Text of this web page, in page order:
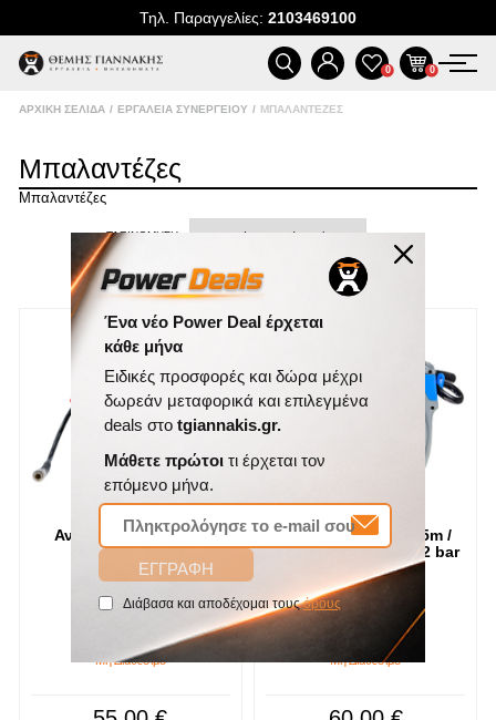
Τηλ. Παραγγελίες: 2103469100
ΠΡΟΪΌΝΤΑ
ΝΈΕΣ ΑΦΊΞΕΙΣ
ΕΠΙΚΟΙΝΩΝΊΑ
ΝΈΑ & ΆΡΘΡΑ
0 0
ΑΡΧΙΚΉ ΣΕΛΊΔΑ / ΕΡΓΑΛΕΊΑ ΣΥΝΕΡΓΕΊΟΥ / ΜΠΑΛΑΝΤΈΖΕΣ
Μπαλαντέζες
Μπαλαντέζες
ΤΑΞΙΝΌΜΗΣΗ
ΕΜΦΆΝΙΣΗ ΑΝΆ ΣΕΛΊΔΑ
Ανέμη 10μ+1.5μ Bgs
Μη Διαθέσιμο
Ανέμη αέρος 3/8'' 15m /
Πίεση λειτουργίας 12 bar
Asta
Μη Διαθέσιμο
Ένα νέο Power Deal έρχεται
κάθε μήνα
Ειδικές προσφορές και δώρα μέχρι
δωρεάν μεταφορικά και επιλεγμένα
deals στο tgiannakis.gr.
Μάθετε πρώτοι τι έρχεται τον
επόμενο μήνα.
Διάβασα και αποδέχομαι τουςόρους